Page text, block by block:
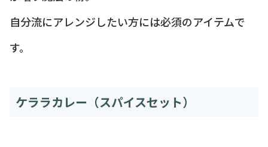
自分流にアレンジしたい方には必須のアイテムで
す。
ケララカレー（スパイスセット）